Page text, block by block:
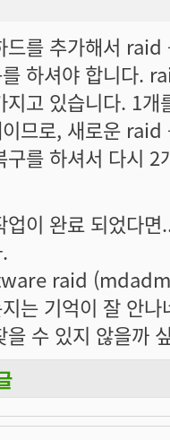
드를 추가해서
하셔야 합니다.
지고 있습니다. 1
므로, 새로운
구를 하셔서 다시
업이 완료 되었다
raid (mdadm)
는 기억이 잘 안
을 수 있지 않을까